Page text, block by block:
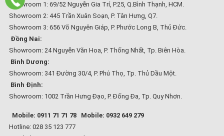
Showroom 1: 69/52 Nguyễn Gia Trí, P.25, Q.Bình Thạnh, HCM.
Showroom 2: 445 Trần Xuân Soạn, P. Tân Hưng, Q7.
Showroom 3: 656 Võ Nguyên Giáp, P. Phước Long B, Thủ Đức.
Đồng Nai:
Showroom: 24 Nguyễn Văn Hoa, P. Thống Nhất, Tp. Biên Hòa.
Bình Dương:
Showroom: 341 Đường 30/4, P. Phú Thọ, Tp. Thủ Dầu Một.
Bình Định:
Showroom: 1002 Trần Hưng Đạo, P. Đống Đa, Tp. Quy Nhơn.
Mobile: 0911 71 71 78
Mobile: 0932 649 279
Hotline: 028 35 123 777